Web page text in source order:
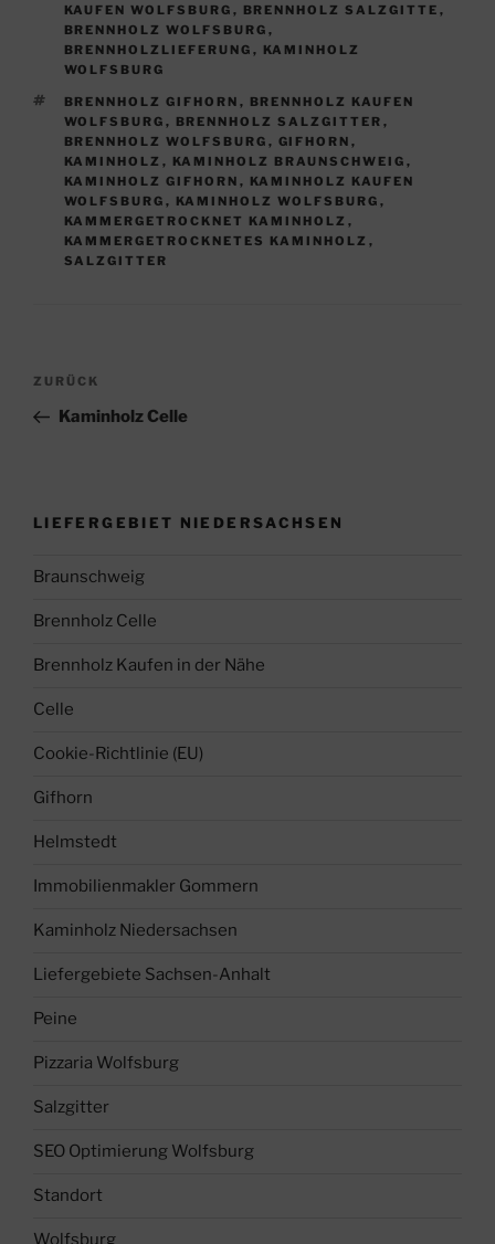
KAUFEN WOLFSBURG , BRENNHOLZ SALZGITTE ,
BRENNHOLZ WOLFSBURG ,
BRENNHOLZLIEFERUNG , KAMINHOLZ
WOLFSBURG
SCHLAGWÖRTER
BRENNHOLZ GIFHORN , BRENNHOLZ KAUFEN
WOLFSBURG , BRENNHOLZ SALZGITTER ,
BRENNHOLZ WOLFSBURG , GIFHORN ,
KAMINHOLZ , KAMINHOLZ BRAUNSCHWEIG ,
KAMINHOLZ GIFHORN , KAMINHOLZ KAUFEN
WOLFSBURG , KAMINHOLZ WOLFSBURG ,
KAMMERGETROCKNET KAMINHOLZ ,
KAMMERGETROCKNETES KAMINHOLZ ,
SALZGITTER
Beitragsnavigation
Vorheriger
Beitrag
ZURÜCK
Kaminholz Celle
LIEFERGEBIET NIEDERSACHSEN
Braunschweig
Brennholz Celle
Brennholz Kaufen in der Nähe
Celle
Cookie-Richtlinie (EU)
Gifhorn
Helmstedt
Immobilienmakler Gommern
Kaminholz Niedersachsen
Liefergebiete Sachsen-Anhalt
Peine
Pizzaria Wolfsburg
Salzgitter
SEO Optimierung Wolfsburg
Standort
Wolfsburg